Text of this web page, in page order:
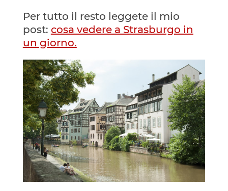
Per tutto il resto leggete il mio
post: cosa vedere a Strasburgo in
un giorno.